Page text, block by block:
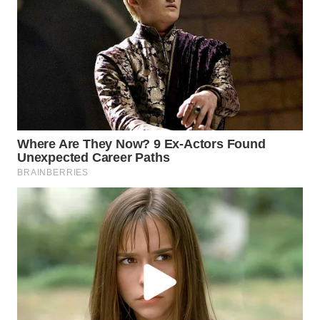
WAHANANEWS
WAHANANEWS
CO ID
NET
WAHANA
SPORT